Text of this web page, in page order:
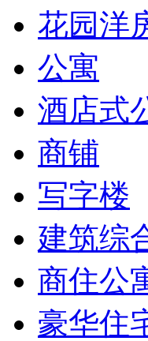
花园洋
公寓
酒店式
商铺
写字楼
建筑综
商住公
豪华住